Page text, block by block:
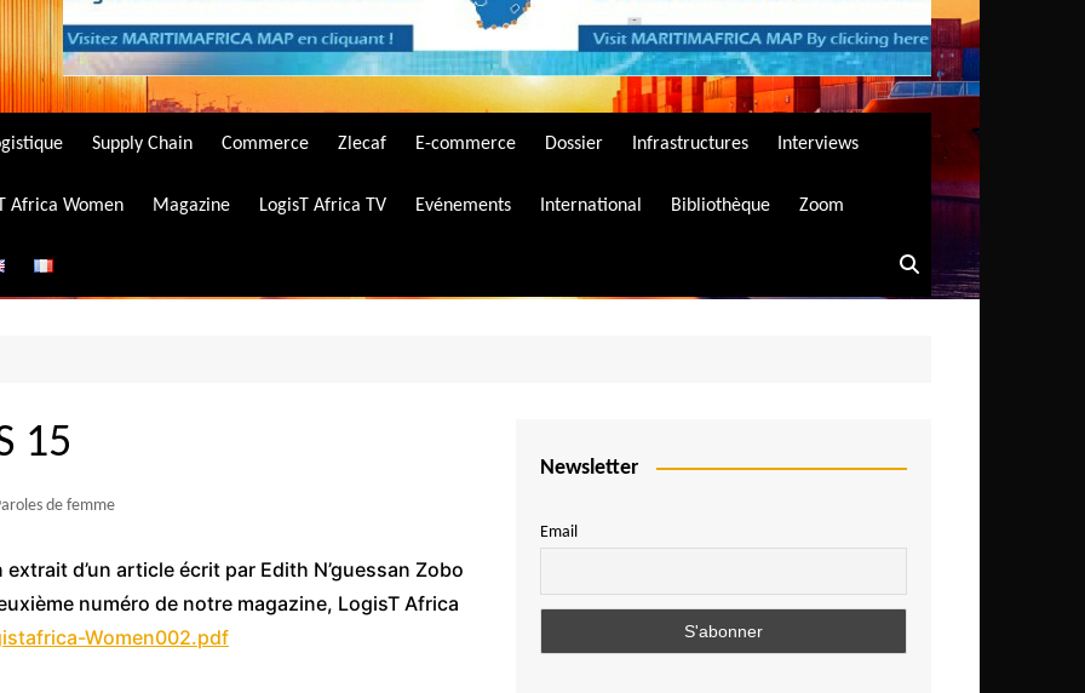
Supply Chain Commerce Zlecaf E-commerce Dossier Infrastructures Interviews
Africa Women Magazine LogisT Africa TV Evénements International Bibliothèque Zoom
15
de femme
d’un article écrit par Edith N’guessan Zobo
numéro de notre magazine, LogisT Africa
Women002.pdf
Newsletter
Email